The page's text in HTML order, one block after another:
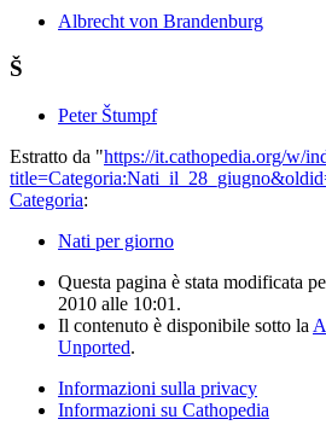
Albrecht von Brandenburg
Š
Peter Štumpf
Estratto da "https://it.cathopedia.org/w/
Categoria:
Nati per giorno
Questa pagina è stata modificata
2010 alle 10:01.
Il contenuto è disponibile sotto la
Unported.
Informazioni sulla privacy
Informazioni su Cathopedia